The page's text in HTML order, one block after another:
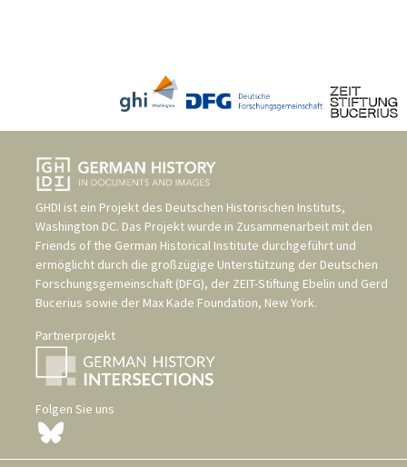
GHDI ist ein Projekt des Deutschen Historischen Instituts,
Washington DC. Das Projekt wurde in Zusammenarbeit mit den
Friends of the German Historical Institute durchgeführt und
ermöglicht durch die großzügige Unterstützung der Deutschen
Forschungsgemeinschaft (DFG), der ZEIT-Stiftung Ebelin und Gerd
Bucerius sowie der Max Kade Foundation, New York.
Partnerprojekt
Folgen Sie uns